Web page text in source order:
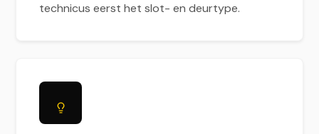
technicus eerst het slot- en deurtype.